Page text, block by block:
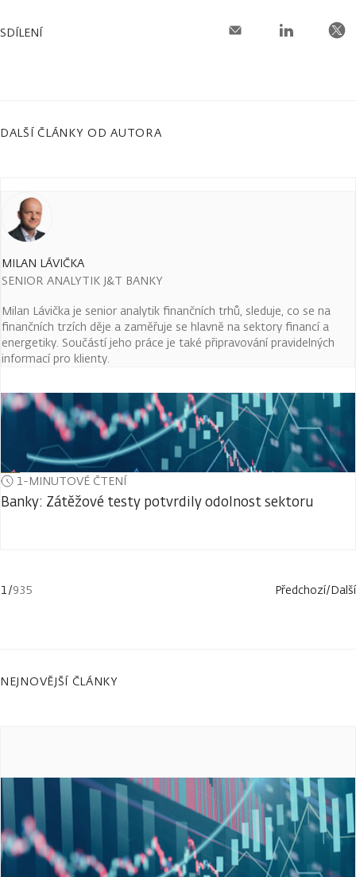
SDÍLENÍ
DALŠÍ ČLÁNKY OD AUTORA
MILAN LÁVIČKA
SENIOR ANALYTIK J&T BANKY
Milan Lávička je senior analytik finančních trhů, sleduje, co se na
finančních trzích děje a zaměřuje se hlavně na sektory financí a
energetiky. Součástí jeho práce je také připravování pravidelných
informací pro klienty.
1-MINUTOVÉ ČTENÍ
Banky: Zátěžové testy potvrdily odolnost sektoru
1/935 Předchozí/Další
NEJNOVĚJŠÍ ČLÁNKY